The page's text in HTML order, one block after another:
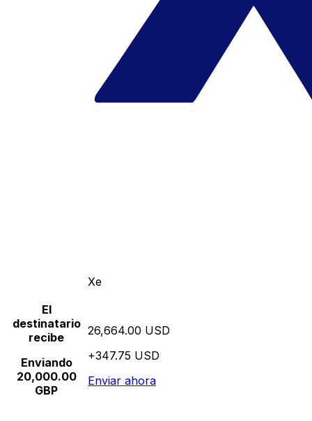
Xe
El
destinatario
recibe
Enviando
20,000.00
GBP
26,664.00 USD
+347.75 USD
Enviar ahora